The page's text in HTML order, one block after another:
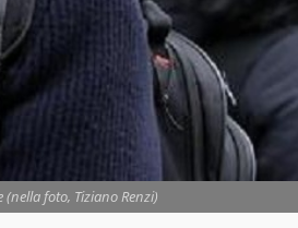
foto, Tiziano Renzi)